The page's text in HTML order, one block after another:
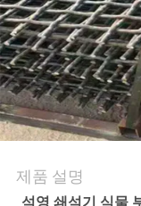
의
하
기
뉴
스
제품 설명
석영 쇄석기 식물